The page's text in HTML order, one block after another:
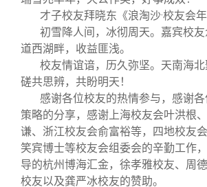
制度法规
联系我们
才子校友拜晓东《浪淘沙·校友会
初雪降人间，冰彻周天。嘉宾校
道西湖畔，收益匪浅。
校友情谊谙，历久弥坚。天南海
磋共思辨，共盼明天！
感谢各位校友的热情参与，感谢
策略的分享，感谢上海校友会叶洪根
谦、浙江校友会俞富裕等，四地校友
笑宾博士等校友会组委会的辛勤工作
导的杭州博海汇金，徐孝雅校友、周
校友以及龚严冰校友的赞助。